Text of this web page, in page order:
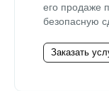
его продаже
безопасную
Заказать